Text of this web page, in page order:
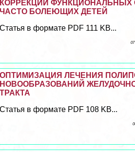
КОРРЕКЦИИ ФУНКЦИОНАЛЬНЫХ
ЧАСТО БОЛЕЮЩИХ ДЕТЕЙ
Статья в формате PDF 111 KB...
07
ОПТИМИЗАЦИЯ ЛЕЧЕНИЯ
НОВООБРАЗОВАНИЙ
ТРАКТА
Статья в формате PDF 108 KB...